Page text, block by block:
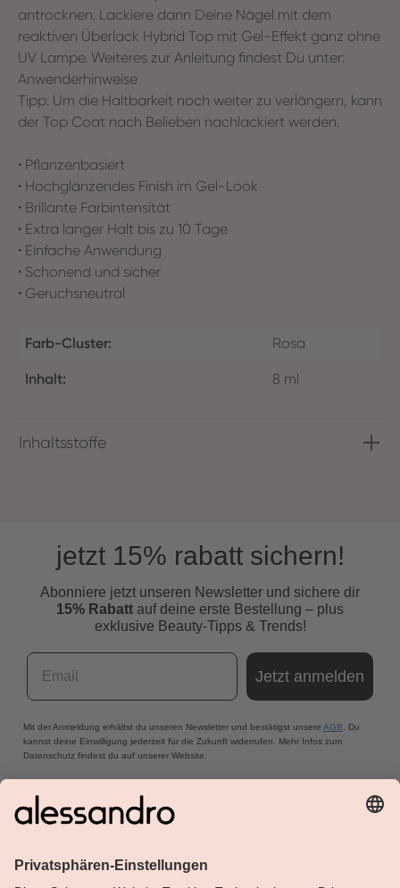
antrocknen. Lackiere dann Deine Nägel mit dem
reaktiven Überlack Hybrid Top mit Gel-Effekt ganz ohne
UV Lampe. Weiteres zur Anleitung findest Du unter:
Anwenderhinweise
Tipp: Um die Haltbarkeit noch weiter zu verlängern, kann
der Top Coat nach Belieben nachlackiert werden.
• Pflanzenbasiert
• Hochglänzendes Finish im Gel-Look
• Brillante Farbintensität
• Extra langer Halt bis zu 10 Tage
• Einfache Anwendung
• Schonend und sicher
• Geruchsneutral
Farb-Cluster: Rosa
Inhalt: 8 ml
Inhaltsstoffe
jetzt 15% rabatt sichern!
Abonniere jetzt unseren Newsletter und sichere dir
15% Rabatt auf deine erste Bestellung – plus
exklusive Beauty-Tipps & Trends!
Email
Jetzt anmelden
Mit der Anmeldung erhältst du unseren Newsletter und bestätigst unsere AGB . Du
kannst deine Einwilligung jederzeit für die Zukunft widerrufen. Mehr Infos zum
Datenschutz findest du auf unserer Website.